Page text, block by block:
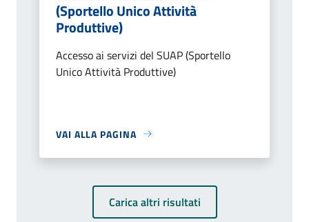
(Sportello Unico Attività
Produttive)
Accesso ai servizi del SUAP (Sportello
Unico Attività Produttive)
VAI ALLA PAGINA
Carica altri risultati